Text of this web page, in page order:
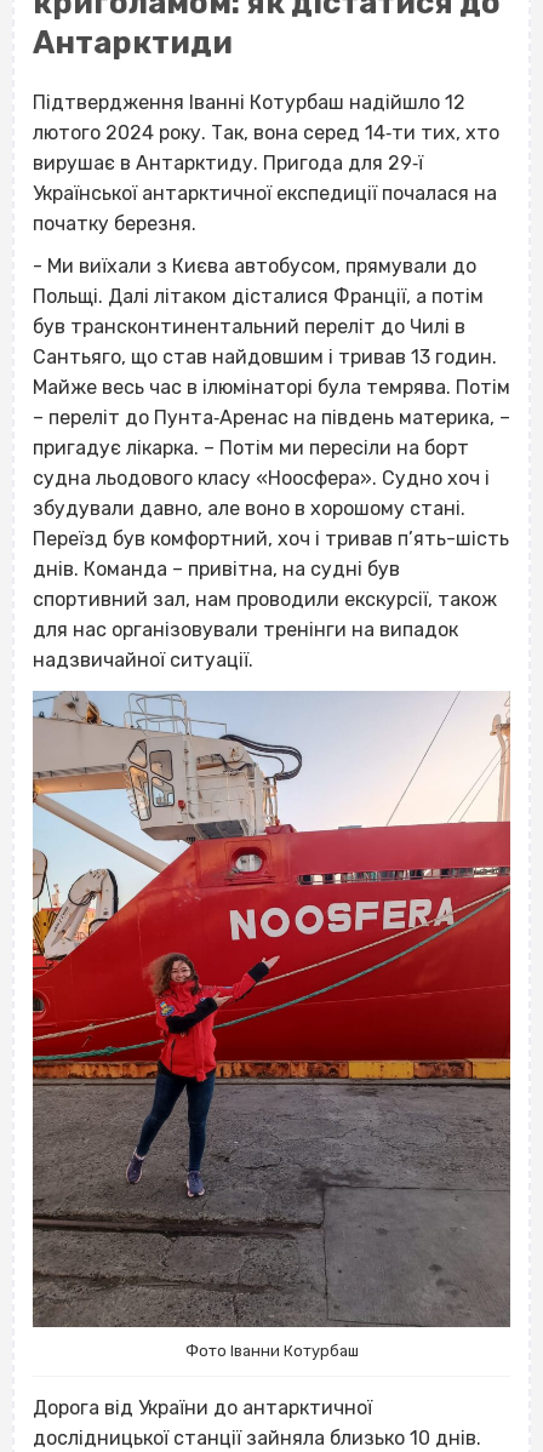
Антарктиди
Підтвердження Іванні Котурбаш надійшло 12
лютого 2024 року. Так, вона серед 14‐ти тих, хто
вирушає в Антарктиду. Пригода для 29‐ї
Української антарктичної експедиції почалася на
початку березня.
- Ми виїхали з Києва автобусом, прямували до
Польщі. Далі літаком дісталися Франції, а потім
був трансконтинентальний переліт до Чилі в
Сантьяго, що став найдовшим і тривав 13 годин.
Майже весь час в ілюмінаторі була темрява. Потім
– переліт до Пунта‐Аренас на південь материка, –
пригадує лікарка. – Потім ми пересіли на борт
судна льодового класу «Ноосфера». Судно хоч і
збудували давно, але воно в хорошому стані.
Переїзд був комфортний, хоч і тривав п’ять-шість
днів. Команда – привітна, на судні був
спортивний зал, нам проводили екскурсії, також
для нас організовували тренінги на випадок
надзвичайної ситуації.
Фото Іванни Котурбаш
Дорога від України до антарктичної
дослідницької станції зайняла близько 10 днів.